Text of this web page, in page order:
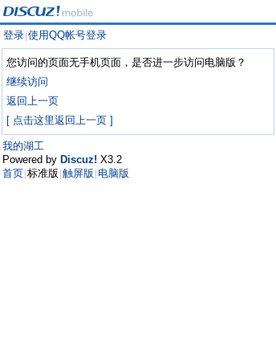
登录 使用QQ帐号登录
您访问的页面无手机页面，是否进一步访问电脑版？
继续访问
返回上一页
[ 点击这里返回上一页 ]
我的湖工
Powered by Discuz! X3.2
首页 标准版 触屏版 电脑版